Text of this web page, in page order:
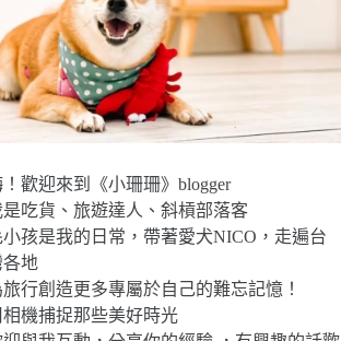
歡迎來到《小珊珊》blogger
是吃貨、旅遊達人、斜槓部落客
小孩是我的日常，帶著愛犬NICO，走遍台
各地
行創造更多專屬於自己的難忘記憶！
相機捕捉那些美好時光